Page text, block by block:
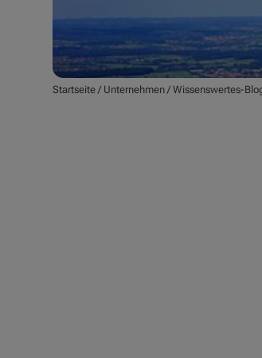
Startseite / Unternehmen /Wissenswertes-